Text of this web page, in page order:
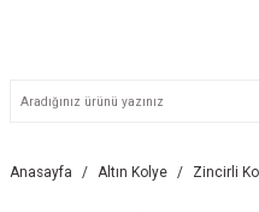
Anasayfa Altın Kolye Zincirli